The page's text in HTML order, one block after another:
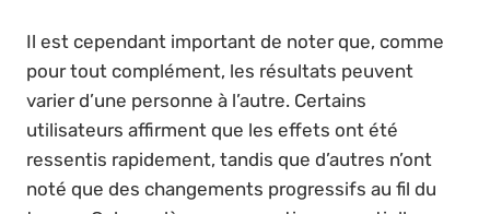
Il est cependant important de noter que, comme
pour tout complément, les résultats peuvent
varier d’une personne à l’autre. Certains
utilisateurs affirment que les effets ont été
ressentis rapidement, tandis que d’autres n’ont
noté que des changements progressifs au fil du